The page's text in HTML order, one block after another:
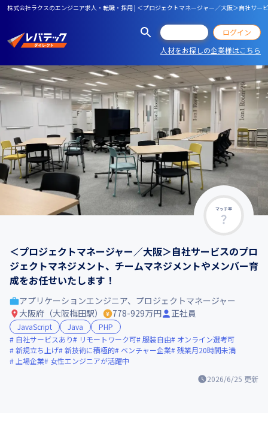
株式会社ラクスのエンジニア求人・転職・採用 | ＜プロジェクトマネージャー／大阪＞自社サ
ログイン
人材をお探しの企業様はこちら
マッチ率
＜プロジェクトマネージャー／大阪＞自社サービスのプロ
ジェクトマネジメント、チームマネジメントやメンバー育
成をお任せいたします！
2026/6/25 更新
アプリケーションエンジニア、プロジェクトマネージャー
大阪府（大阪梅田駅）
778-929万円 正社員
JavaScript Java
PHP
自社サービスあり
リモートワーク可 服装自由
オンライン選考可
新規立ち上げ 新技術に積極的 ベンチャー企業 残業月20時間未満
上場企業
女性エンジニアが活躍中